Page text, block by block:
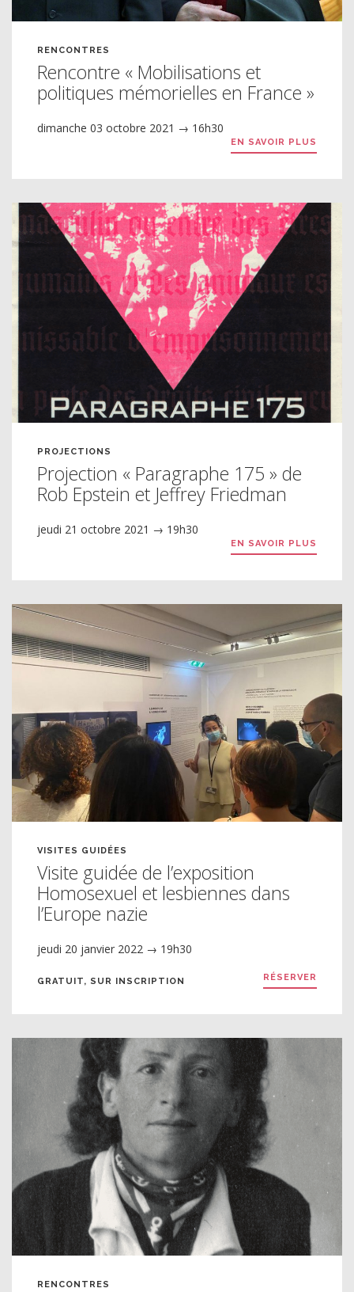
RENCONTRES
Rencontre « Mobilisations et
politiques mémorielles en France »
dimanche 03 octobre 2021 → 16h30
EN SAVOIR PLUS
PROJECTIONS
Projection « Paragraphe 175 » de
Rob Epstein et Jeffrey Friedman
jeudi 21 octobre 2021 → 19h30
EN SAVOIR PLUS
VISITES GUIDÉES
Visite guidée de l’exposition
Homosexuel et lesbiennes dans
l’Europe nazie
jeudi 20 janvier 2022 → 19h30
GRATUIT, SUR INSCRIPTION RÉSERVER
RENCONTRES